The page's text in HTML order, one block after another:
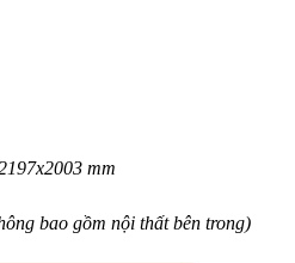
mm
bao gồm nội thất bên trong)